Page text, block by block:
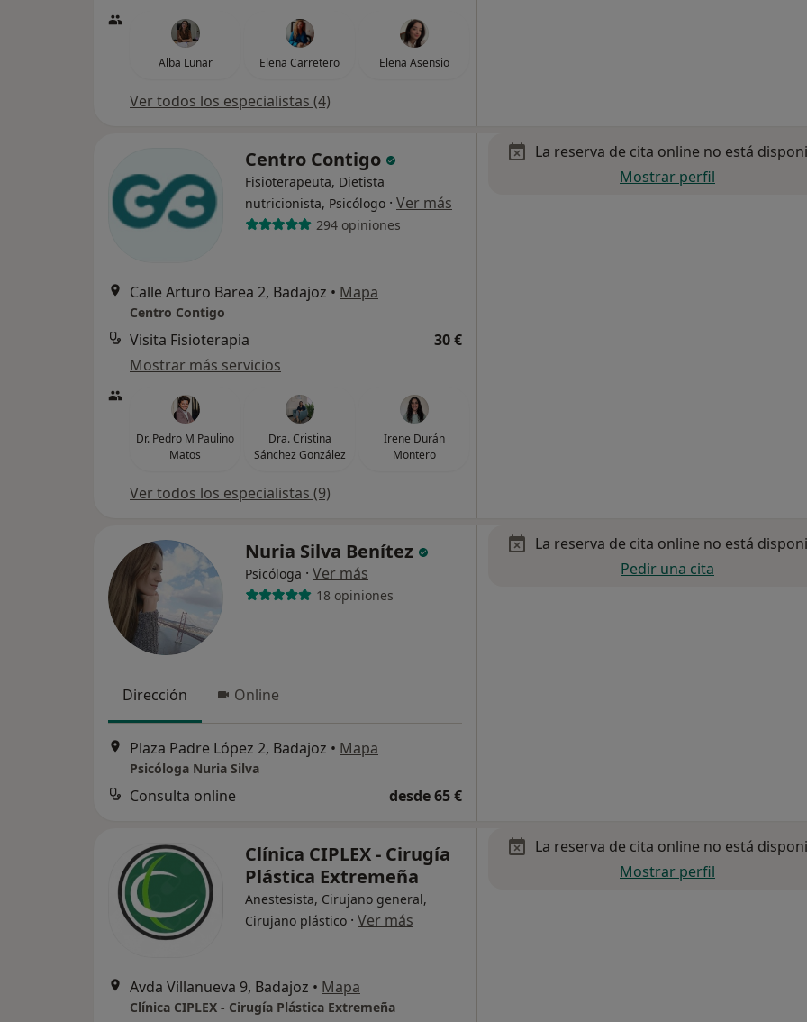
Alba Lunar Elena Carretero Elena Asensio
Ver todos los especialistas (4)
Centro Contigo
Fisioterapeuta, Dietista
nutricionista, Psicólogo · Ver más
294 opiniones
Calle Arturo Barea 2, Badajoz • Mapa
Centro Contigo
Visita Fisioterapia
30 €
Mostrar más servicios
Dr. Pedro M Paulino
Matos
Dra. Cristina
Sánchez González
Irene Durán
Montero
Ver todos los especialistas (9)
La reserva de cita online no está
Mostrar perfil
Nuria Silva Benítez
Psicóloga · Ver más
18 opiniones
Dirección Online
Plaza Padre López 2, Badajoz • Mapa
Psicóloga Nuria Silva
Consulta online desde 65 €
La reserva de cita online no está
Pedir una cita
Clínica CIPLEX - Cirugía
Plástica Extremeña
Anestesista, Cirujano general,
Cirujano plástico · Ver más
Avda Villanueva 9, Badajoz • Mapa
Clínica CIPLEX - Cirugía Plástica Extremeña
La reserva de cita online no está
Mostrar perfil